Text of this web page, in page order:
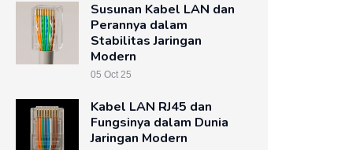
Susunan Kabel LAN dan
Perannya dalam
Stabilitas Jaringan
Modern
05 Oct 25
Kabel LAN RJ45 dan
Fungsinya dalam Dunia
Jaringan Modern